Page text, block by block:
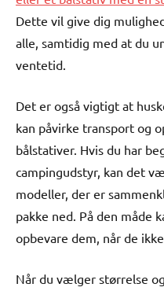
Dette vil give dig
alle, samtidig med at du
ventetid.
Det er også vigtigt at
kan påvirke transport og
bålstativer. Hvis du har
campingudstyr, kan det
modeller, der er
pakke ned. På den måde
opbevare dem, når de
Når du vælger størrelse